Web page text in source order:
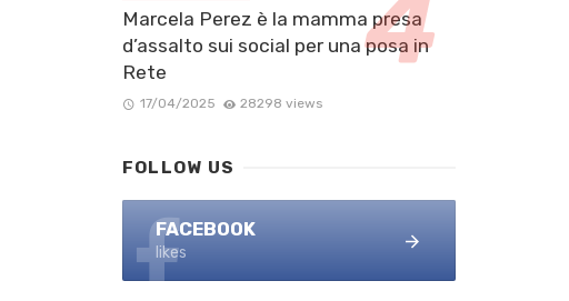
Marcela Perez è la mamma presa
d’assalto sui social per una posa in
Rete
17/04/2025 28298 views
FOLLOW US
FACEBOOK
likes